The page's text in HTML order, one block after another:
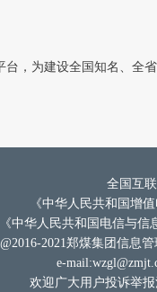
，为建设全国知名、全
全国互
《中华人民共和国增
《中华人民共和国电信与
@2016-2021郑煤集团信息
e-mail:
欢迎广大用户投诉举